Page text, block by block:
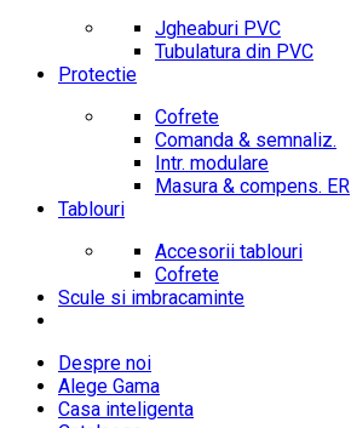
Jgheaburi PVC
Tubulatura din PVC
Protectie
Cofrete
Comanda & semnaliz.
Intr. modulare
Masura & compens. ER
Tablouri
Accesorii tablouri
Cofrete
Scule si imbracaminte
Despre noi
Alege Gama
Casa inteligenta